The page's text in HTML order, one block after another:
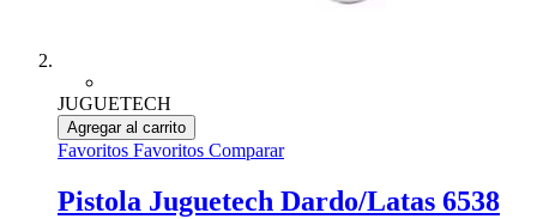
JUGUETECH
Agregar al carrito
Favoritos Favoritos Comparar
Pistola Juguetech Dardo/Latas 6538